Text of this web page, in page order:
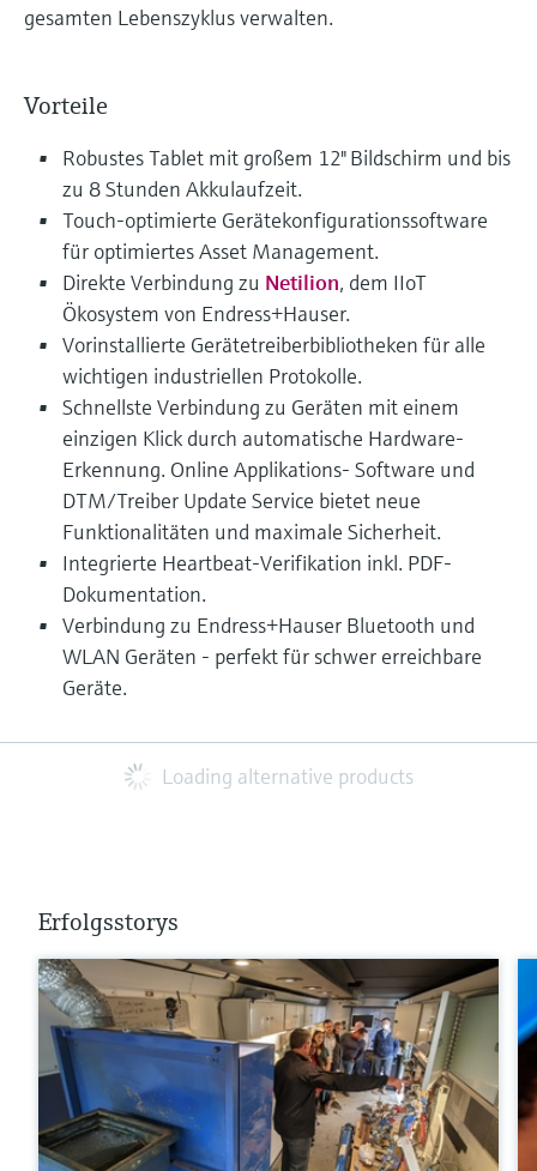
gesamten Lebenszyklus verwalten.
Vorteile
Robustes Tablet mit großem 12" Bildschirm und bis
zu 8 Stunden Akkulaufzeit.
Touch-optimierte Gerätekonfigurationssoftware
für optimiertes Asset Management.
Direkte Verbindung zu Netilion, dem IIoT
Ökosystem von Endress+Hauser.
Vorinstallierte Gerätetreiberbibliotheken für alle
wichtigen industriellen Protokolle.
Schnellste Verbindung zu Geräten mit einem
einzigen Klick durch automatische Hardware-
Erkennung. Online Applikations- Software und
DTM/Treiber Update Service bietet neue
Funktionalitäten und maximale Sicherheit.
Integrierte Heartbeat-Verifikation inkl. PDF-
Dokumentation.
Verbindung zu Endress+Hauser Bluetooth und
WLAN Geräten - perfekt für schwer erreichbare
Geräte.
Loading alternative products
Erfolgsstorys